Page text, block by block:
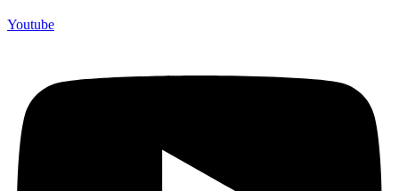
Youtube